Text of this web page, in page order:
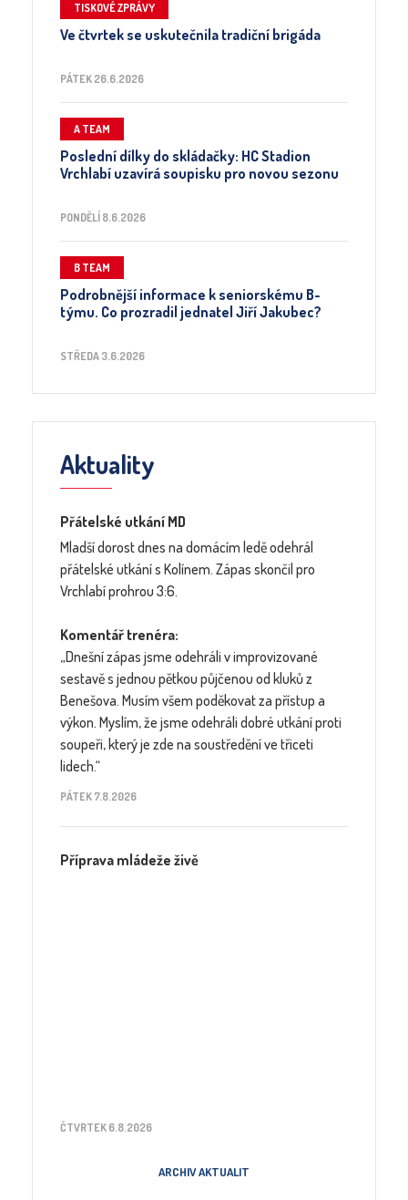
TISKOVÉ ZPRÁVY
Ve čtvrtek se uskutečnila tradiční brigáda
PÁTEK 26.6.2026
A TEAM
Poslední dílky do skládačky: HC Stadion
Vrchlabí uzavírá soupisku pro novou sezonu
PONDĚLÍ 8.6.2026
B TEAM
Podrobnější informace k seniorskému B-
týmu. Co prozradil jednatel Jiří Jakubec?
STŘEDA 3.6.2026
Aktuality
Přátelské utkání MD
Mladší dorost dnes na domácím ledě odehrál
přátelské utkání s Kolínem. Zápas skončil pro
Vrchlabí prohrou 3:6.
Komentář trenéra:
„Dnešní zápas jsme odehráli v improvizované
sestavě s jednou pětkou půjčenou od kluků z
Benešova. Musím všem poděkovat za přístup a
výkon. Myslím, že jsme odehráli dobré utkání proti
soupeři, který je zde na soustředění ve třiceti
lidech.“
PÁTEK 7.8.2026
Příprava mládeže živě
ČTVRTEK 6.8.2026
ARCHIV AKTUALIT